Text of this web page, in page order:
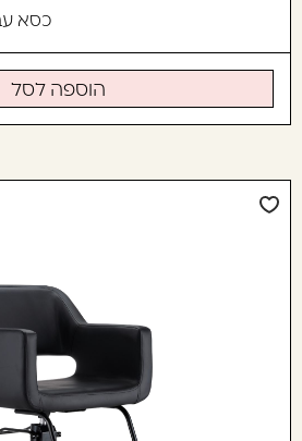
כסא
הוספה לסל